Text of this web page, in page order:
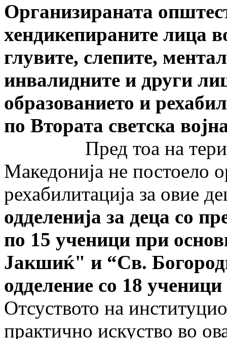
Организираната
хендикепираните лица
глувите, слепите,
инвалидните и други
образованието и
по Втората светска
Пред тоа на
Македонија не постоело
рехабилитација за овие
одделенија за деца со
по 15 ученици при
Јакшиќ" и “Св.
одделение со 18
Отсуството на
практично искуство во